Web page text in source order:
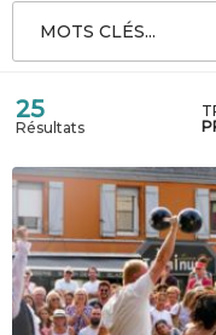
MOTS CLÉS...
25
Résultats